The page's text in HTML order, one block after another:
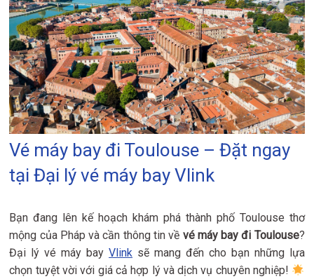
Vé máy bay đi Toulouse – Đặt ngay
tại Đại lý vé máy bay Vlink
Bạn đang lên kế hoạch khám phá thành phố Toulouse thơ
mộng của Pháp và cần thông tin về vé máy bay đi Toulouse?
Đại lý vé máy bayVlink sẽ mang đến cho bạn những lựa
chọn tuyệt vời với giá cả hợp lý và dịch vụ chuyên nghiệp!